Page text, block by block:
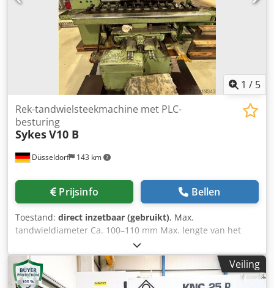
1 / 5
Düsseldorf 143 km
Rek-tandwielsteekmachine met PLC-
besturing
SykesV10 B
Prijsinfo Bellen
Toestand: direct inzetbaar (gebruikt), Max.
tandwieldiameter Ca. 100–110 mm Max. lengte van het
tandrek 1460 mm Max. slaglengte 55 mm Chsdpfjy R Sxtjx
Aizsa Max. module 5 Slagsnelheid Span-tafelafmeting
160x1550 mm Spindeldiameter Ca. 70 mm
(gereedschapopname ø44,45 mm)
Veiling